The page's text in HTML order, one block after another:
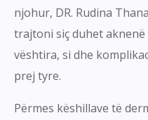
njohur, DR. Rudina
trajtoni siç duhet
vështira, si dhe
prej tyre.
Përmes këshillave të